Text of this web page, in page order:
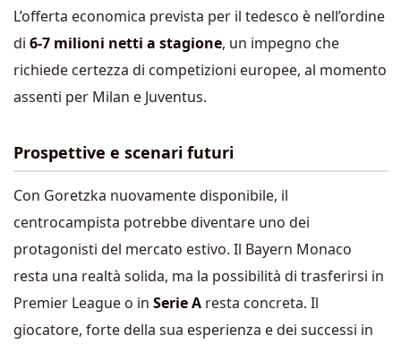
L’offerta economica prevista per il tedesco è nell’ordine
di 6-7 milioni netti a stagione, un impegno che
richiede certezza di competizioni europee, al momento
assenti per Milan e Juventus.
Prospettive e scenari futuri
Con Goretzka nuovamente disponibile, il
centrocampista potrebbe diventare uno dei
protagonisti del mercato estivo. Il Bayern Monaco
resta una realtà solida, ma la possibilità di trasferirsi in
Premier League o in Serie A resta concreta. Il
giocatore, forte della sua esperienza e dei successi in